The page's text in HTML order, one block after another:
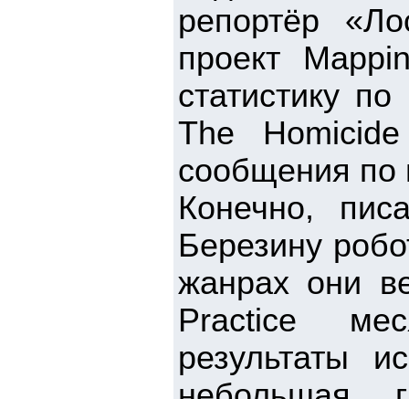
репортёр
проект
статистику
The
сообщения по
Конечно,
Березину
жанрах они
Practice
результаты